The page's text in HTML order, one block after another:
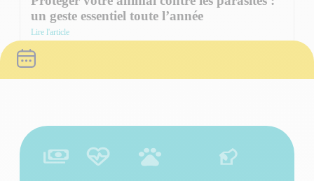
un geste essentiel toute l’année
Lire l'article